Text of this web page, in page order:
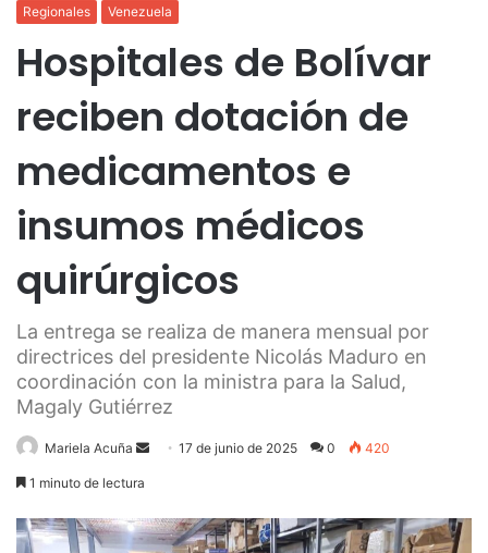
Regionales Venezuela
Hospitales de Bolívar
reciben dotación de
medicamentos e
insumos médicos
quirúrgicos
La entrega se realiza de manera mensual por
directrices del presidente Nicolás Maduro en
coordinación con la ministra para la Salud,
Magaly Gutiérrez
Mariela Acuña
Send17 de junio de 2025 0 420
1 minuto de lectura